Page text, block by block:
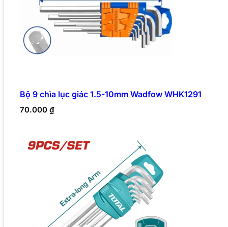
Bộ 9 chìa lục giác 1.5-10mm Wadfow WHK1291
70.000 ₫